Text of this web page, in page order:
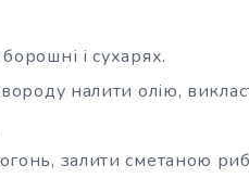
і сухарях.
налити олію,
залити сметаною